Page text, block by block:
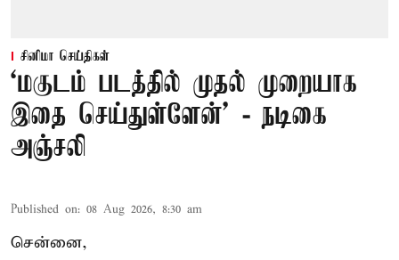
சினிமா செய்திகள்
‘மகுடம் படத்தில் முதல் முறையாக
இதை செய்துள்ளேன்’ - நடிகை
அஞ்சலி
Published on: 08 Aug 2026, 8:30 am
சென்னை,